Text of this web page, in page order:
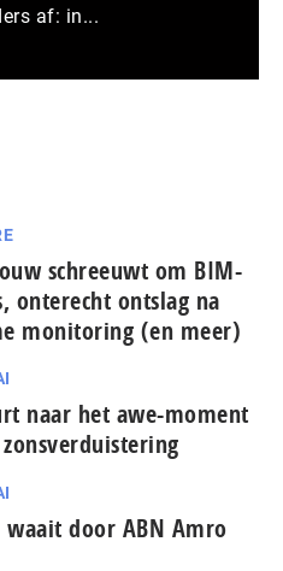
af: in...
schreeuwt om BIM-
onterecht ontslag na
monitoring (en meer)
naar het awe-moment
door ABN Amro